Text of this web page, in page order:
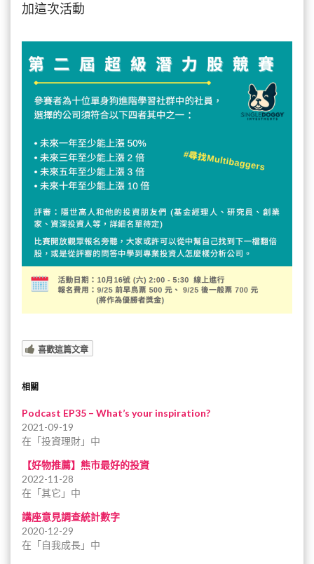
加這次活動
喜歡這篇文章
相關
Podcast EP35 – What’s your inspiration?
2021-09-19
在「投資理財」中
【好物推薦】熊市最好的投資
2022-11-28
在「其它」中
講座意見調查統計數字
2020-12-29
在「自我成長」中